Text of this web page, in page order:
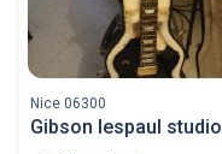
Nice 06300
Gibson lespaul studio